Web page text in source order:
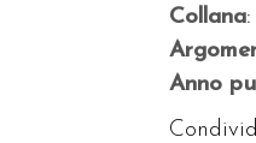
Collana:
Anno